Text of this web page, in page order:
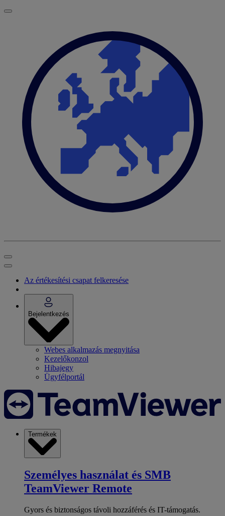
Az értékesítési csapat felkeresése
Bejelentkezés
Webes alkalmazás megnyitása
Kezelőkonzol
Hibajegy
Ügyfélportál
Termékek
Személyes használat és SMB
TeamViewer Remote
Gyors és biztonságos távoli hozzáférés és IT-támogatás.